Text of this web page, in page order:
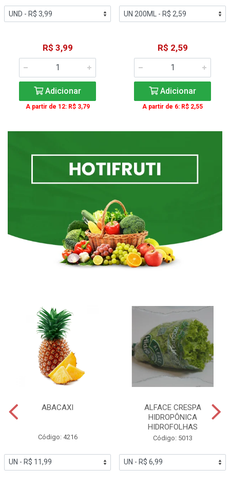
R$ 3,99
Adicionar
A partir de 12: R$ 3,79
R$ 2,59
Adicionar
A partir de 6: R$ 2,55
ABACAXI
Código: 4216
ALFACE CRESPA
HIDROPÔNICA
HIDROFOLHAS
Código: 5013